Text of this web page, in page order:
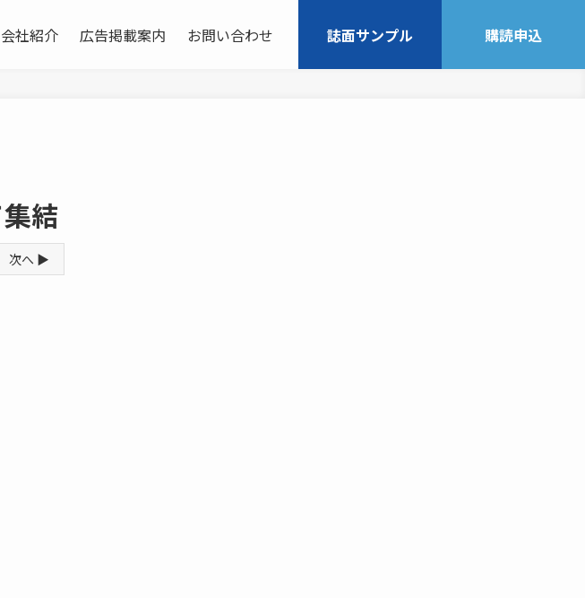
会社紹介 広告掲載案内 お問い合わせ 誌面サンプル 購読申込
結
次へ ▶